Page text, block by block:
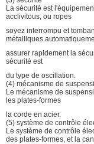
La sécurité est
acclivitous, ou ropes
soyez interrompu et
métalliques
assurer rapidement la
sécurité est
du type de oscillation.
(4) mécanisme de
Le mécanisme de
les plates-formes
la corde en acier.
(5) système de contrôle
Le système de contrôle
des plates-formes, et la